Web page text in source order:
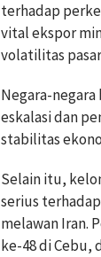
terhadap
vital ekspor
volatilitas
Negara-
eskalasi dan
stabilitas
Selain itu,
serius
melawan Iran.
ke-48 di Cebu,